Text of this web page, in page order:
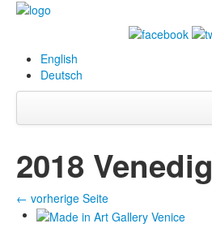
English
Deutsch
Biografie
Bilder
2018 Venedig
← vorherige Seite